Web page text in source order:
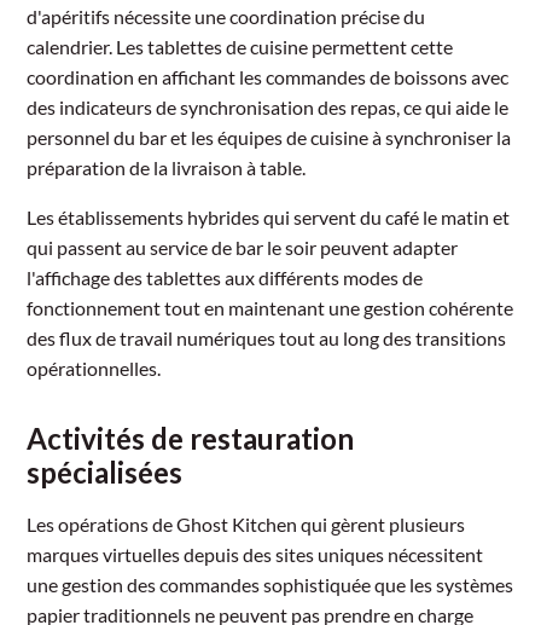
d'apéritifs nécessite une coordination précise du
calendrier. Les tablettes de cuisine permettent cette
coordination en affichant les commandes de boissons avec
des indicateurs de synchronisation des repas, ce qui aide le
personnel du bar et les équipes de cuisine à synchroniser la
préparation de la livraison à table.
Les établissements hybrides qui servent du café le matin et
qui passent au service de bar le soir peuvent adapter
l'affichage des tablettes aux différents modes de
fonctionnement tout en maintenant une gestion cohérente
des flux de travail numériques tout au long des transitions
opérationnelles.
Activités de restauration
spécialisées
Les opérations de Ghost Kitchen qui gèrent plusieurs
marques virtuelles depuis des sites uniques nécessitent
une gestion des commandes sophistiquée que les systèmes
papier traditionnels ne peuvent pas prendre en charge